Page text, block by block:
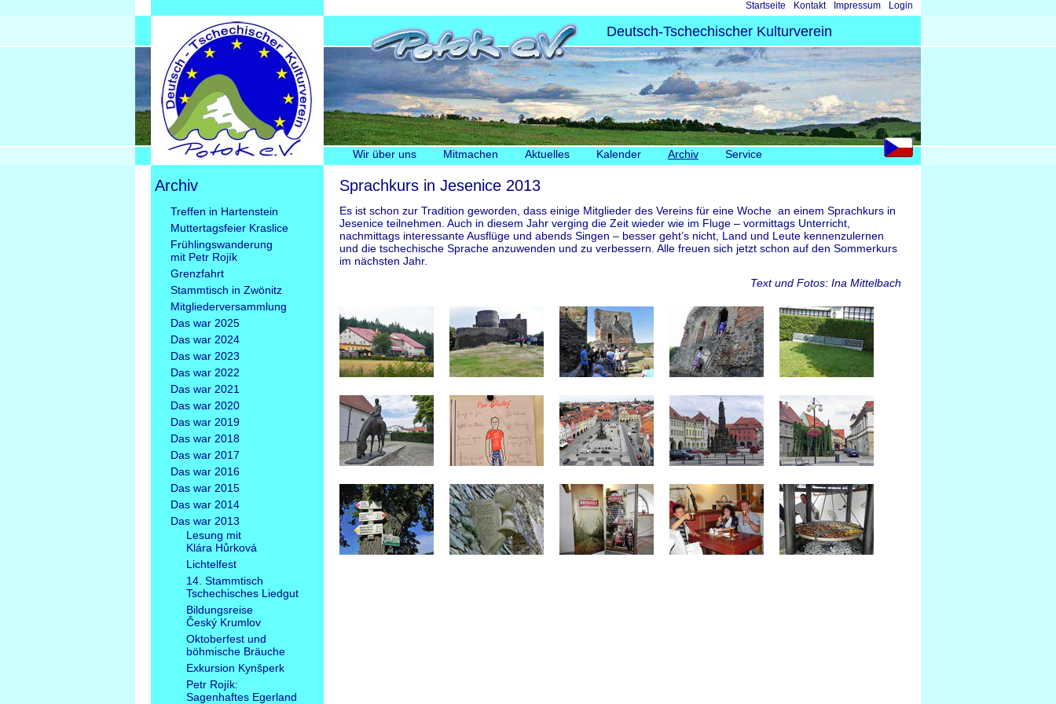
Navigation
überspringen
Wir über uns Mitmachen Aktuelles Kalender Archiv Service
Deutsch-Tschechischer Kulturverein
Navigation
überspringen
Login
Impressum
Kontakt
Startseite
Sprachkurs in Jesenice 2013
Es ist schon zur Tradition geworden, dass einige Mitglieder des Vereins für eine Woche an einem Sprachkurs in
Jesenice teilnehmen. Auch in diesem Jahr verging die Zeit wieder wie im Fluge – vormittags Unterricht,
nachmittags interessante Ausflüge und abends Singen – besser geht’s nicht, Land und Leute kennenzulernen
und die tschechische Sprache anzuwenden und zu verbessern. Alle freuen sich jetzt schon auf den Sommerkurs
im nächsten Jahr.
Text und Fotos: Ina Mittelbach
Archiv
Navigation
überspringen
Treffen in Hartenstein
Muttertagsfeier Kraslice
Frühlingswanderung
mit Petr Rojík
Grenzfahrt
Stammtisch in Zwönitz
Mitgliederversammlung
Das war 2025
Das war 2024
Das war 2023
Das war 2022
Das war 2021
Das war 2020
Das war 2019
Das war 2018
Das war 2017
Das war 2016
Das war 2015
Das war 2014
Das war 2013
Lesung mit
Klára Hůrková
Lichtelfest
14. Stammtisch
Tschechisches Liedgut
Bildungsreise
Český Krumlov
Oktoberfest und
böhmische Bräuche
Exkursion Kynšperk
Petr Rojík:
Sagenhaftes Egerland